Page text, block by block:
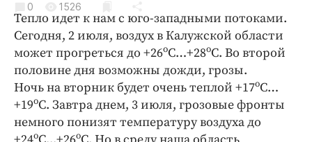
Благоустройство
Криминал
Культура
Недвижимость и ЖКХ
Образование
Общество
Погода
0 1526
Тепло идет к нам с юго-западными потоками.
Сегодня, 2 июля, воздух в Калужской области
может прогреться до +26оС…+28оС. Во второй
половине дня возможны дожди, грозы.
Ночь на вторник будет очень теплой +17оС…
+19оС. Завтра днем, 3 июля, грозовые фронты
немного понизят температуру воздуха до
о о